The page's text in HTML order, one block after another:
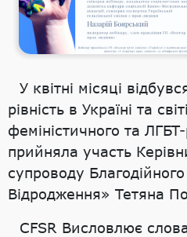
У квітні місяці
рівність в Україні та
феміністичного та
прийняла участь
супроводу
Відродження» Тетяна
CFSR Висловлює